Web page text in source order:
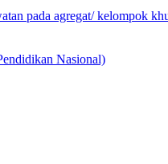
pada agregat/ kelompok
Nasional)